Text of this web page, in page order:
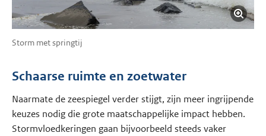
Storm met springtij
Schaarse ruimte en zoetwater
Naarmate de zeespiegel verder stijgt, zijn meer ingrijpende
keuzes nodig die grote maatschappelijke impact hebben.
Stormvloedkeringen gaan bijvoorbeeld steeds vaker